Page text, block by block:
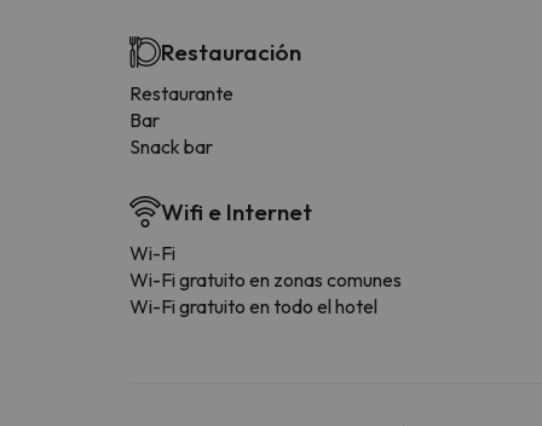
Restauración
Restaurante
Bar
Snack bar
Wifi e Internet
Wi-Fi
Wi-Fi gratuito en zonas comunes
Wi-Fi gratuito en todo el hotel